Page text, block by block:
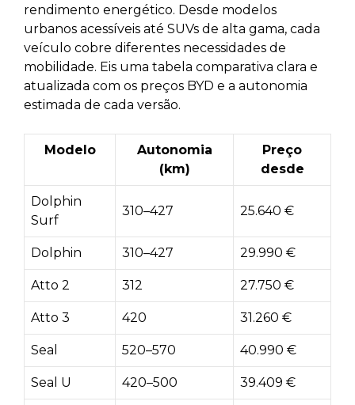
rendimento energético. Desde modelos
urbanos acessíveis até SUVs de alta gama, cada
veículo cobre diferentes necessidades de
mobilidade. Eis uma tabela comparativa clara e
atualizada com os preços BYD e a autonomia
estimada de cada versão.
Modelo
Autonomia
(km)
Preço
desde
Dolphin
Surf
310–427 25.640 €
Dolphin 310–427 29.990 €
Atto 2 312 27.750 €
Atto 3 420 31.260 €
Seal 520–570 40.990 €
Seal U 420–500 39.409 €